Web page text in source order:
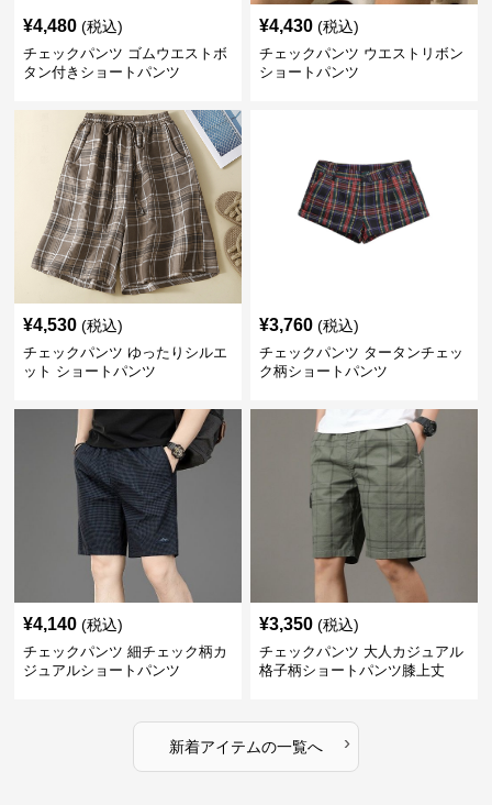
¥4,480 (税込)
チェックパンツ ゴムウエストボ
タン付きショートパンツ
¥4,430 (税込)
チェックパンツ ウエストリボン
ショートパンツ
¥4,530 (税込)
チェックパンツ ゆったりシルエ
ット ショートパンツ
¥3,760 (税込)
チェックパンツ タータンチェッ
ク柄ショートパンツ
¥4,140 (税込)
チェックパンツ 細チェック柄カ
ジュアルショートパンツ
¥3,350 (税込)
チェックパンツ 大人カジュアル
格子柄ショートパンツ膝上丈
新着アイテムの一覧へ ›